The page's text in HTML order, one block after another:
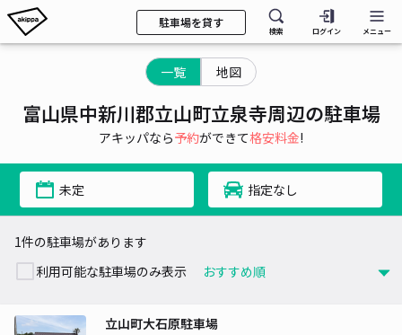
駐車場を貸す
検索 ログイン メニュー
一覧 地図
富山県中新川郡立山町立泉寺周辺の駐車場
アキッパなら予約ができて格安料金!
未定 指定なし
1件の駐車場があります
利用可能な駐車場のみ表示
立山町大石原駐車場